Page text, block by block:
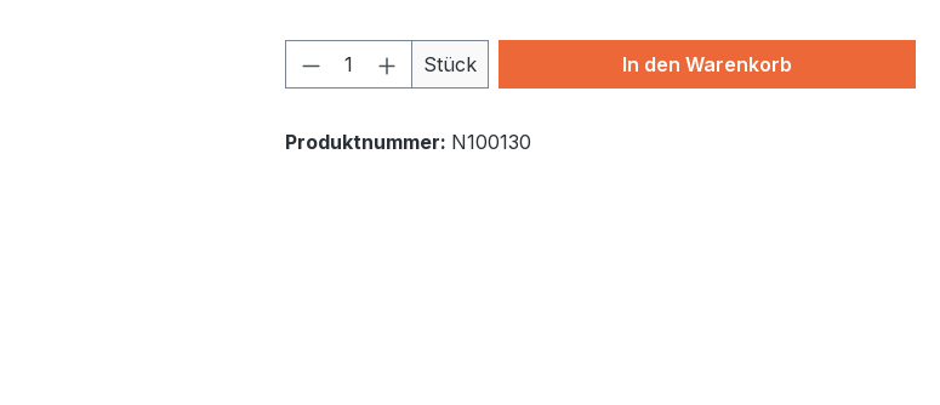
Produkt Anzahl: Gib den gewünschten Wert
Stück In den Warenkorb
Produktnummer: N100130